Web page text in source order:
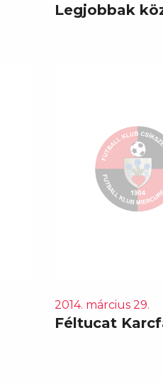
Legjobbak
2014. március 29.
Féltucat